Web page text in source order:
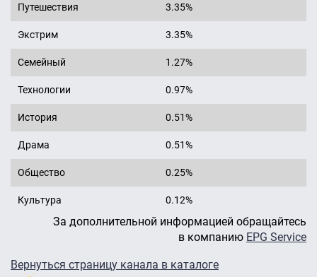
Путешествия 3.35%
Экстрим 3.35%
Семейный 1.27%
Технологии 0.97%
История 0.51%
Драма 0.51%
Общество 0.25%
Культура 0.12%
За дополнительной информацией обращайтесь
в компанию EPG Service
Вернуться страницу канала в каталоге